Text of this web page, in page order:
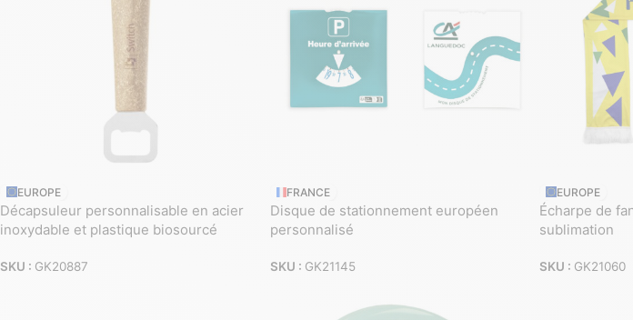
EUROPE
Décapsuleur personnalisable en acier
inoxydable et plastique biosourcé
SKU : GK20887
FRANCE
Disque de stationnement européen
personnalisé
SKU : GK21145
EUROPE
Écharpe de
sublimation
SKU : GK21060